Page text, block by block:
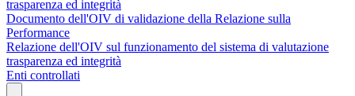
trasparenza ed integrità
Documento dell'OIV di validazione della Relazione sulla
Performance
Relazione dell'OIV sul funzionamento del sistema di valutazione
trasparenza ed integrità
Enti controllati